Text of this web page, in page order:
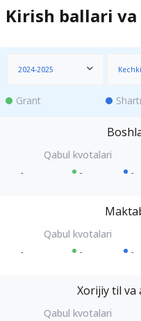
Kirish ballari
2024-2025 Kechki
Grant
- - -
- - -
Xorijiy til va